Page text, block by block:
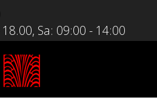
Sa: 09:00 - 14:00